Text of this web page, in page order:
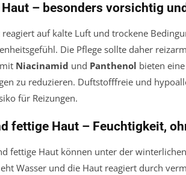
– besonders vorsichtig
auf kalte Luft und trockene
Die Pflege sollte daher
Niacinamid und Panthenol bieten
zu reduzieren. Duftstofffreie und
für Reizungen.
fettige Haut – Feuchtigkeit,
fettige Haut können unter der
Wasser und die Haut reagiert durch